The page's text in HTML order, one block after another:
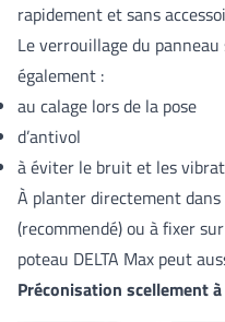
rapidement et sans
Le verrouillage du
également :
au calage lors de la pose
d’antivol
à éviter le bruit et les
À planter directement
(recommendé) ou à fixer
poteau DELTA Max peut
Préconisation scellement